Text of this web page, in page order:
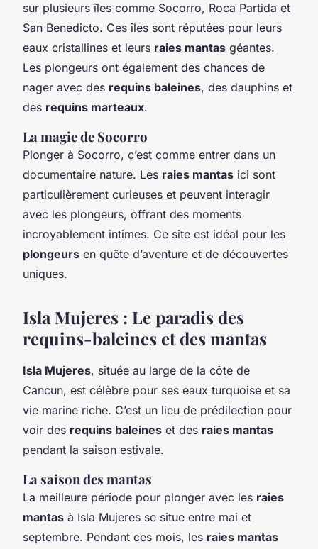
sur plusieurs îles comme Socorro, Roca Partida et
San Benedicto. Ces îles sont réputées pour leurs
eaux cristallines et leurs raies mantas géantes.
Les plongeurs ont également des chances de
nager avec des requins baleines, des dauphins et
des requins marteaux.
La magie de Socorro
Plonger à Socorro, c’est comme entrer dans un
documentaire nature. Les raies mantas ici sont
particulièrement curieuses et peuvent interagir
avec les plongeurs, offrant des moments
incroyablement intimes. Ce site est idéal pour les
plongeurs en quête d’aventure et de découvertes
uniques.
Isla Mujeres : Le paradis des
requins-baleines et des mantas
Isla Mujeres, située au large de la côte de
Cancun, est célèbre pour ses eaux turquoise et sa
vie marine riche. C’est un lieu de prédilection pour
voir des requins baleines et des raies mantas
pendant la saison estivale.
La saison des mantas
La meilleure période pour plonger avec les raies
mantas à Isla Mujeres se situe entre mai et
septembre. Pendant ces mois, les raies mantas